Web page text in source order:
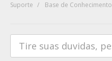
Suporte Base de Conhecimento